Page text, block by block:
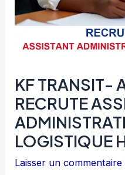
KF TRANSIT-
RECRUTE
LOGISTIQUE
Laisser un commentaire